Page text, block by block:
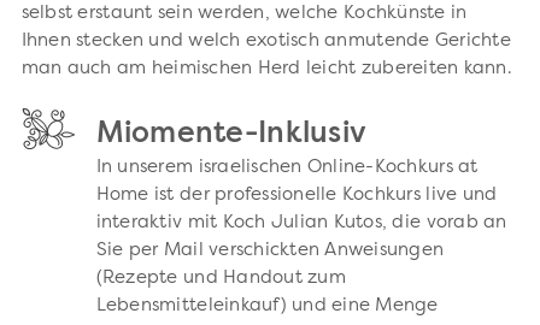
selbst erstaunt sein werden, welche Kochkünste in
Ihnen stecken und welch exotisch anmutende Gerichte
man auch am heimischen Herd leicht zubereiten kann.
Miomente-Inklusiv
In unserem israelischen Online-Kochkurs at
Home ist der professionelle Kochkurs live und
interaktiv mit Koch Julian Kutos, die vorab an
Sie per Mail verschickten Anweisungen
(Rezepte und Handout zum
Lebensmitteleinkauf) und eine Menge